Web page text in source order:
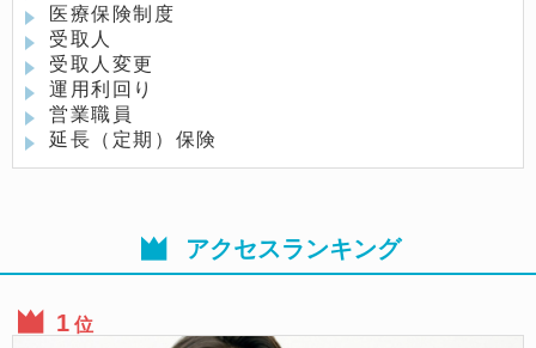
医療保険制度
受取人
受取人変更
運用利回り
営業職員
延長（定期）保険
アクセスランキング
位